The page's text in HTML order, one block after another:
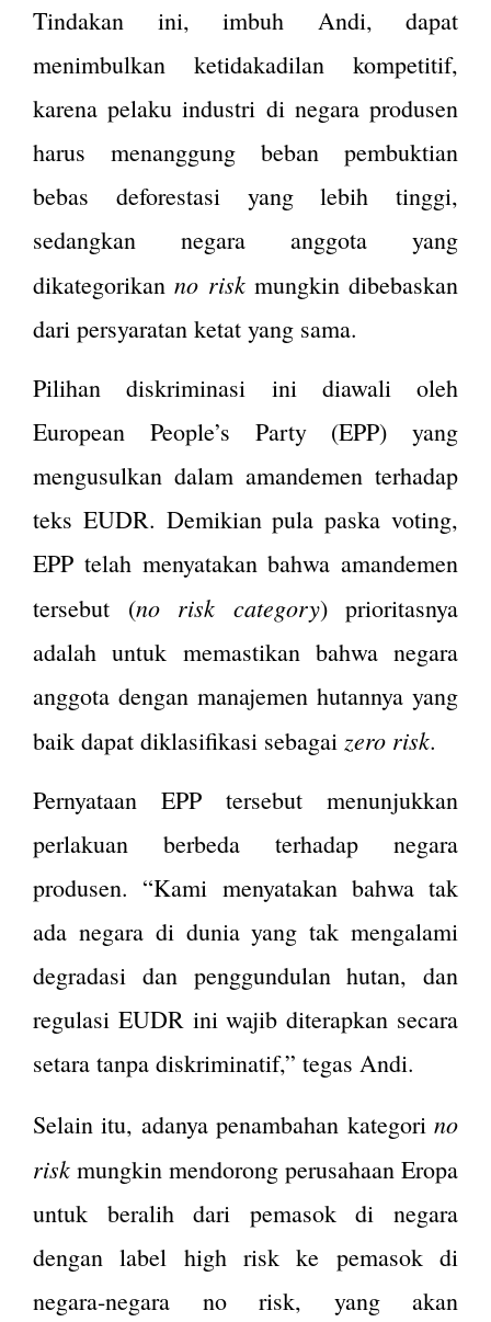
Tindakan ini, imbuh Andi, dapat
menimbulkan ketidakadilan kompetitif,
karena pelaku industri di negara produsen
harus menanggung beban pembuktian
bebas deforestasi yang lebih tinggi,
sedangkan negara anggota yang
dikategorikanno riskmungkin dibebaskan
dari persyaratan ketat yang sama.
Pilihan diskriminasi ini diawali oleh
European People’s Party (EPP) yang
mengusulkan dalam amandemen terhadap
teks EUDR. Demikian pula paska voting,
EPP telah menyatakan bahwa amandemen
tersebut (no risk category) prioritasnya
adalah untuk memastikan bahwa negara
anggota dengan manajemen hutannya yang
baik dapat diklasifikasi sebagai zero risk.
Pernyataan EPP tersebut menunjukkan
perlakuan berbeda terhadap negara
produsen. “Kami menyatakan bahwa tak
ada negara di dunia yang tak mengalami
degradasi dan penggundulan hutan, dan
regulasi EUDR ini wajib diterapkan secara
setara tanpa diskriminatif,” tegas Andi.
Selain itu, adanya penambahan kategori no
risk mungkin mendorong perusahaan Eropa
untuk beralih dari pemasok di negara
dengan label high risk ke pemasok di
negara-negara no risk, yang akan